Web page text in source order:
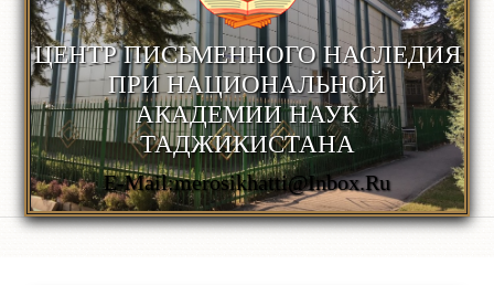
ЦЕНТР ПИСЬМЕННОГО НАСЛЕДИЯ
ПРИ НАЦИОНАЛЬНОЙ
АКАДЕМИИ НАУК
ТАДЖИКИСТАНА
E-Mail:merosikhatti@inbox.ru